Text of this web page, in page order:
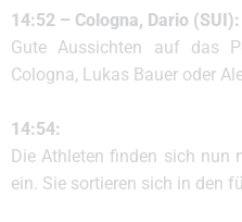
14:52 – Cologna, Dario (SUI):
Gute Aussichten auf das
Cologna, Lukas Bauer oder
14:54:
Die Athleten finden sich nun
ein. Sie sortieren sich in den